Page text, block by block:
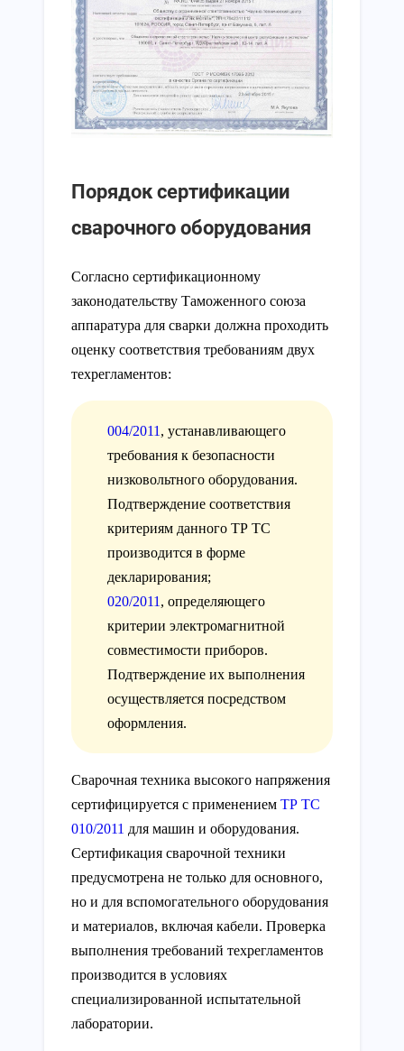
Порядок сертификации
сварочного оборудования
Согласно сертификационному
законодательству Таможенного союза
аппаратура для сварки должна проходить
оценку соответствия требованиям двух
техрегламентов:
004/2011 , устанавливающего
требования к безопасности
низковольтного оборудования.
Подтверждение соответствия
критериям данного ТР ТС
производится в форме
декларирования;
020/2011 , определяющего
критерии электромагнитной
совместимости приборов.
Подтверждение их выполнения
осуществляется посредством
оформления.
Сварочная техника высокого напряжения
сертифицируется с применением ТР ТС
010/2011 для машин и оборудования.
Сертификация сварочной техники
предусмотрена не только для основного,
но и для вспомогательного оборудования
и материалов, включая кабели. Проверка
выполнения требований техрегламентов
производится в условиях
специализированной испытательной
лаборатории.